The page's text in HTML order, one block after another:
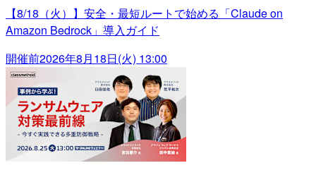
【8/18（火）】安全・最短ルートで始める「Claude on
Amazon Bedrock」導入ガイド
開催前2026年8月18日(火) 13:00